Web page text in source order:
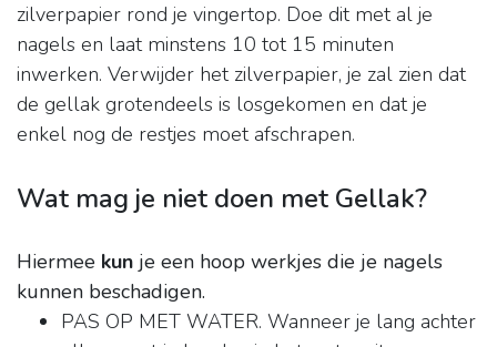
zilverpapier rond je vingertop. Doe dit met al je
nagels en laat minstens 10 tot 15 minuten
inwerken. Verwijder het zilverpapier, je zal zien dat
de gellak grotendeels is losgekomen en dat je
enkel nog de restjes moet afschrapen.
Wat mag je niet doen met Gellak?
Hiermee kun je een hoop werkjes die je nagels
kunnen beschadigen.
PAS OP MET WATER. Wanneer je lang achter